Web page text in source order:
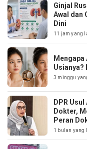
Ginjal
Awal dan
Dini
11 jam yang
Mengapa
Usianya?
3 minggu
DPR
Dokter,
Peran
1 bulan yang